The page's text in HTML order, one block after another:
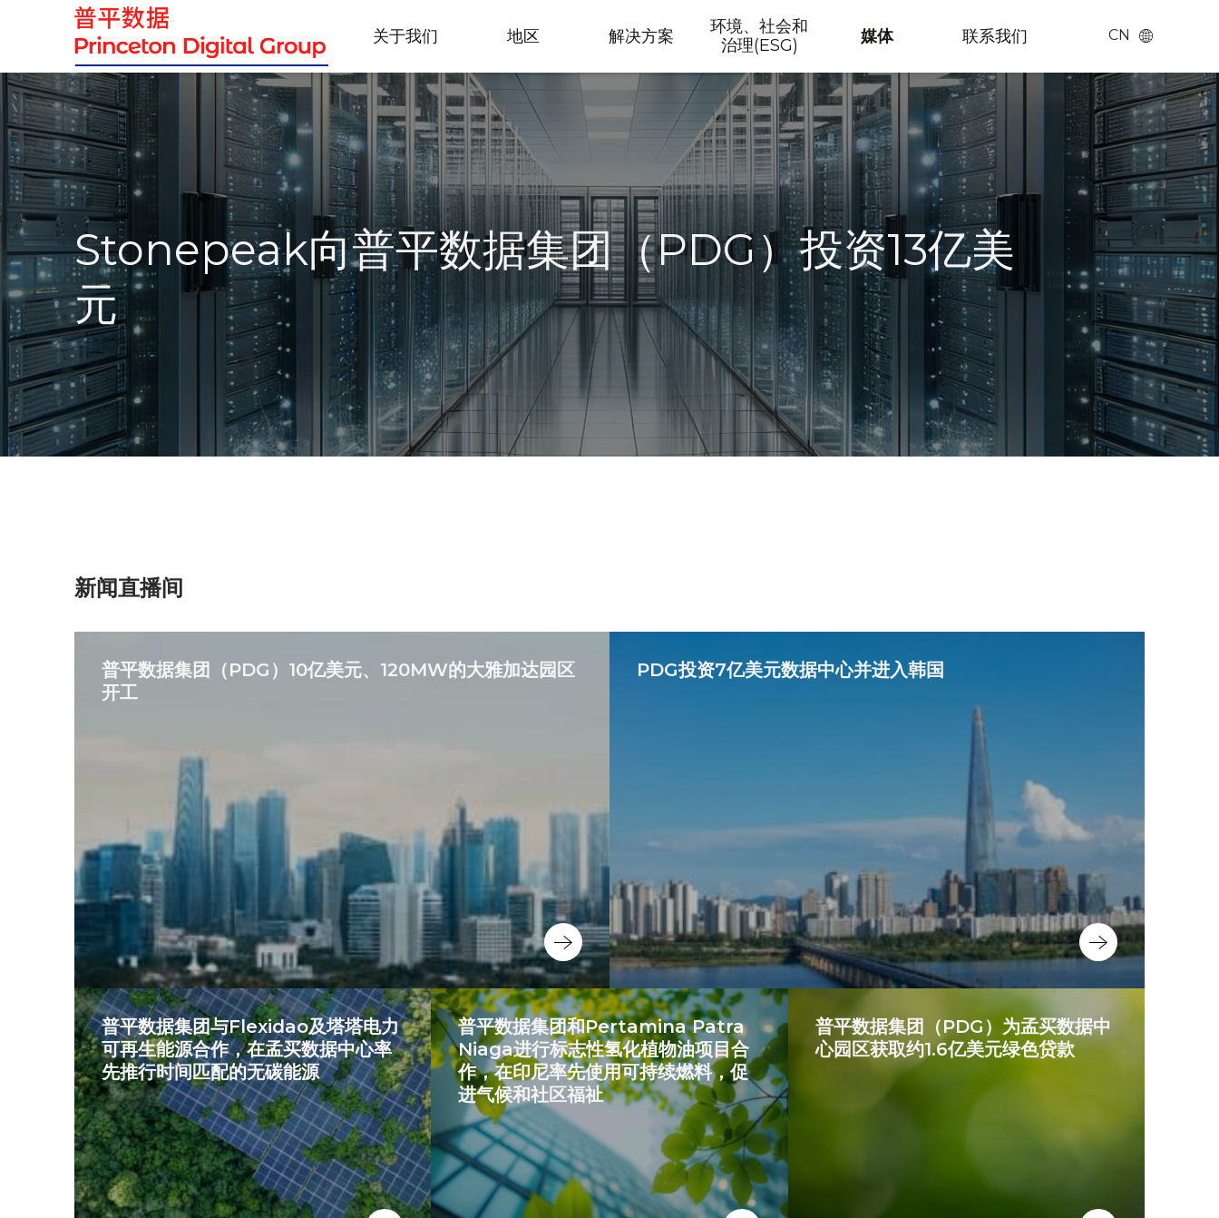
关于我们 地区 解决方案
环境、社会和
治理(ESG)
媒体 联系我们
CN
English
日本語
(日语)
Stonepeak向普平数据集团（PDG）投资13亿美
元
新闻直播间
普平数据集团（PDG）10亿美元、120MW的大雅加达园区
开工
PDG投资7亿美元数据中心并进入韩国
普平数据集团与Flexidao及塔塔电力
可再生能源合作，在孟买数据中心率
先推行时间匹配的无碳能源
普平数据集团和Pertamina Patra
Niaga进行标志性氢化植物油项目合
作，在印尼率先使用可持续燃料，促
进气候和社区福祉
普平数据集团（PDG）为孟买数据中
心园区获取约1.6亿美元绿色贷款